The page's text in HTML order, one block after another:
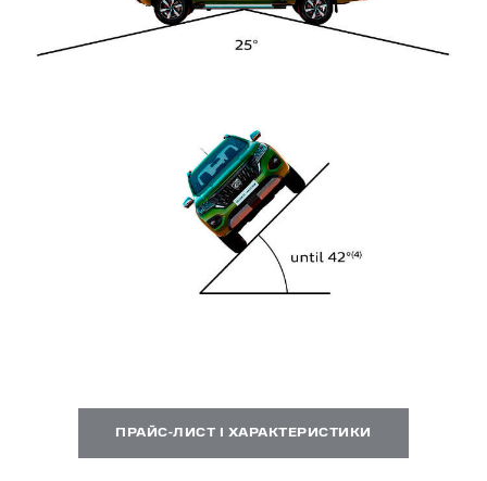
ПРАЙС-ЛИСТ І ХАРАКТЕРИСТИКИ